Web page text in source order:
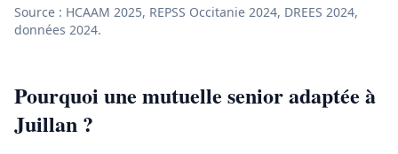
Source : HCAAM 2025, REPSS Occitanie 2024, DREES 2024,
données 2024.
Pourquoi une mutuelle senior adaptée à
Juillan ?